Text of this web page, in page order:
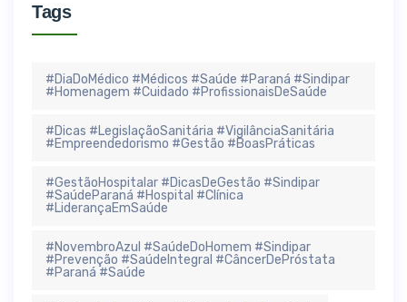
Tags
#DiaDoMédico #Médicos #Saúde #Paraná #Sindipar
#Homenagem #Cuidado #ProfissionaisDeSaúde
#Dicas #LegislaçãoSanitária #VigilânciaSanitária
#Empreendedorismo #Gestão #BoasPráticas
#GestãoHospitalar #DicasDeGestão #Sindipar
#SaúdeParaná #Hospital #Clínica
#LiderançaEmSaúde
#NovembroAzul #SaúdeDoHomem #Sindipar
#Prevenção #SaúdeIntegral #CâncerDePróstata
#Paraná #Saúde